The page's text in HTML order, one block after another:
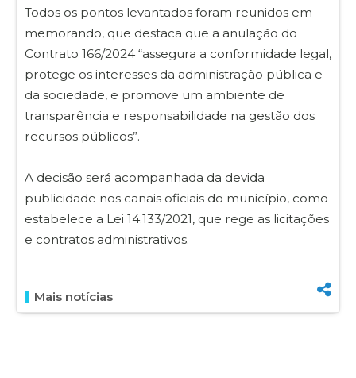
Todos os pontos levantados foram reunidos em
memorando, que destaca que a anulação do
Contrato 166/2024 “assegura a conformidade legal,
protege os interesses da administração pública e
da sociedade, e promove um ambiente de
transparência e responsabilidade na gestão dos
recursos públicos”.
A decisão será acompanhada da devida
publicidade nos canais oficiais do município, como
estabelece a Lei 14.133/2021, que rege as licitações
e contratos administrativos.
Mais notícias